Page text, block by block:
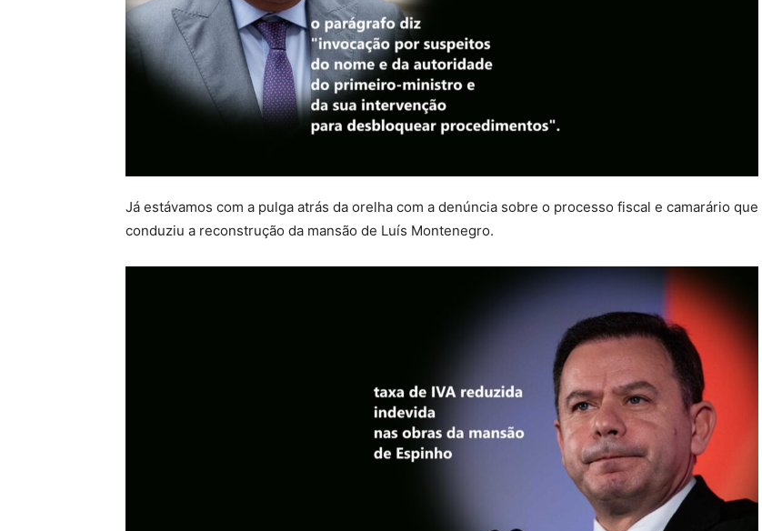
Já estávamos com a pulga atrás da orelha com a denúncia sobre o processo fiscal e camarário que
conduziu a reconstrução da mansão de Luís Montenegro.